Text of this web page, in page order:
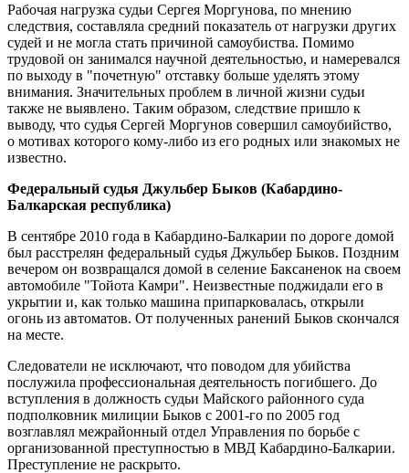
Рабочая нагрузка судьи Сергея Моргунова, по мнению
следствия, составляла средний показатель от нагрузки других
судей и не могла стать причиной самоубиства. Помимо
трудовой он занимался научной деятельностью, и намеревался
по выходу в "почетную" отставку больше уделять этому
внимания. Значительных проблем в личной жизни судьи
также не выявлено. Таким образом, следствие пришло к
выводу, что судья Сергей Моргунов совершил самоубийство,
о мотивах которого кому-либо из его родных или знакомых не
известно.
Федеральный судья Джульбер Быков (Кабардино-
Балкарская республика)
В сентябре 2010 года в Кабардино-Балкарии по дороге домой
был расстрелян федеральный судья Джульбер Быков. Поздним
вечером он возвращался домой в селение Баксаненок на своем
автомобиле "Тойота Камри". Неизвестные поджидали его в
укрытии и, как только машина припарковалась, открыли
огонь из автоматов. От полученных ранений Быков скончался
на месте.
Следователи не исключают, что поводом для убийства
послужила профессиональная деятельность погибшего. До
вступления в должность судьи Майского районного суда
подполковник милиции Быков с 2001-го по 2005 год
возглавлял межрайонный отдел Управления по борьбе с
организованной преступностью в МВД Кабардино-Балкарии.
Преступление не раскрыто.